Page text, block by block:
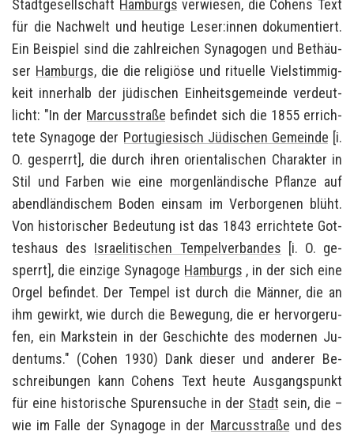
Stadt­ge­sell­schaft Ham­burgs ver­wie­sen, die Co­hens Text
für die Nach­welt und heu­ti­ge Leser:innen do­ku­men­tiert.
Ein Bei­spiel sind die zahl­rei­chen Syn­ago­gen und Bet­häu­
ser Ham­burgs, die die re­li­giö­se und ri­tu­el­le Viel­stim­mig­
keit in­ner­halb der jü­di­schen Ein­heits­ge­mein­de ver­deut­
licht: "In der Mar­cus­stra­ße be­fin­det sich die 1855 er­rich­
te­te Syn­ago­ge der Por­tu­gie­sisch Jü­di­schen Ge­mein­de [i.
O. ge­sperrt], die durch ihren ori­en­ta­li­schen Cha­rak­ter in
Stil und Far­ben wie eine mor­gen­län­di­sche Pflan­ze auf
abend­län­di­schem Boden ein­sam im Ver­bor­ge­nen blüht.
Von his­to­ri­scher Be­deu­tung ist das 1843 er­rich­te­te Got­
tes­haus des Is­rae­li­ti­schen Tem­pel­ver­ban­des [i. O. ge­
sperrt], die ein­zi­ge Syn­ago­ge Ham­burgs , in der sich eine
Orgel be­fin­det. Der Tem­pel ist durch die Män­ner, die an
ihm ge­wirkt, wie durch die Be­we­gung, die er her­vor­ge­ru­
fen, ein Mark­stein in der Ge­schich­te des mo­der­nen Ju­
den­tums." (Cohen 1930) Dank die­ser und an­de­rer Be­
schrei­bun­gen kann Co­hens Text heute Aus­gangs­punkt
für eine his­to­ri­sche Spu­ren­su­che in der Stadt sein, die –
wie im Falle der Syn­ago­ge in der Mar­cus­stra­ße und des